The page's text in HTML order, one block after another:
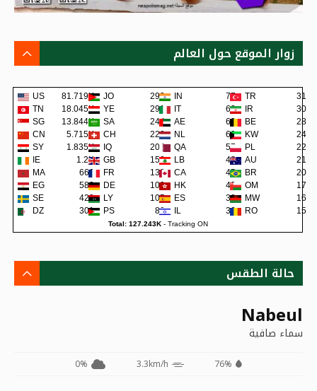
زوار الموقع حول العالم
US 81.719K JO 293 IN 77 TR
31
TN
18.045K YE 291 IT 62 IR
30
SG
13.844K SA 244 AE 62 BE
28
CN
5.715K CH 220 NL 60 KW
24
SY
1.835K IQ 204 QA 57 PL
22
IE
1.2K GB 150 LB 48 AU
21
MA
660 FR 138 CA 45 BR
20
EG
582 DE 109 HK 42 OM
17
SE
422 LY 105 ES 38 MW
16
DZ
301 PS 80 IL 36 RO 15
Total: 127.243K- Tracking ON
حالة الطقس
Nabeul
سماء صافية
76%
3.3km/h
0%